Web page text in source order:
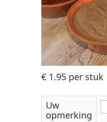
€ 1.95 per stuk
Uw
opmerking